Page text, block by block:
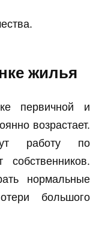
жилья
первичной и
возрастает.
работу по
нормальные
большого